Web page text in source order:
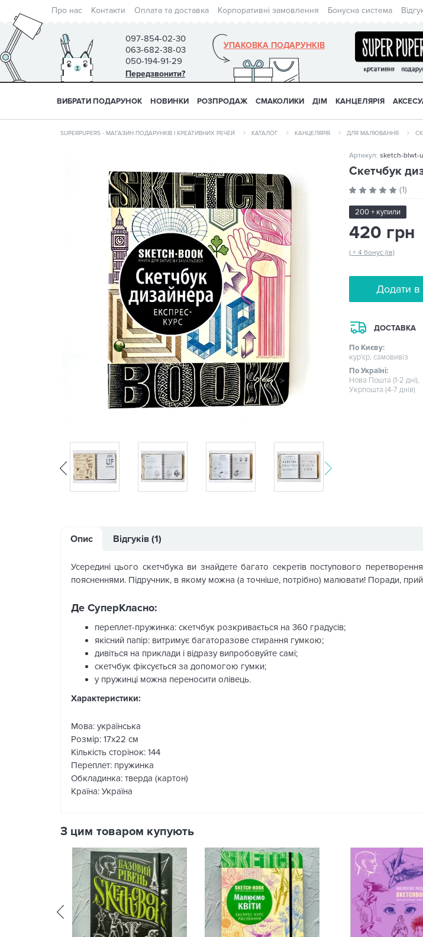
Про нас Контакти Оплата та доставка Корпоративні замовлення Бонусна система
097-854-02-30
063-682-38-03
050-194-91-29
Передзвонити?
УПАКОВКА ПОДАРУНКІВ
ВИБРАТИ ПОДАРУНОК НОВИНКИ РОЗПРОДАЖ СМАКОЛИКИ ДІМ КАНЦЕЛЯРІЯ
SUPERPUPERS - МАГАЗИН ПОДАРУНКІВ І КРЕАТИВНИХ РЕЧЕЙ КАТАЛОГ КАНЦЕЛЯРІЯ ДЛЯ МАЛЮВАННЯ
Артикул: sketch-blwt-
Скетчбук
(1)
200 + купили
420 грн
( + 4 бонус (ів)
Додати
ДОСТАВКА
По Києву:
кур'єр, самовивіз
По Україні:
Нова Пошта (1-2 дні),
Укрпошта (4-7 днів)
Опис Відгуків (1)
Усередині цього скетчбука ви знайдете багато секретів поступового
поясненнями. Підручник, в якому можна (а точніше, потрібно) малювати! Поради,
Де СуперКласно:
переплет-пружинка: скетчбук розкривається на 360 градусів;
якісний папір: витримує багаторазове стирання гумкою;
дивіться на приклади і відразу випробовуйте самі;
скетчбук фіксується за допомогою гумки;
у пружинці можна переносити олівець.
Характеристики:
Мова: українська
Розмір: 17х22 см
Кількість сторінок: 144
Переплет: пружинка
Обкладинка: тверда (картон)
Країна: Україна
З цим товаром купують